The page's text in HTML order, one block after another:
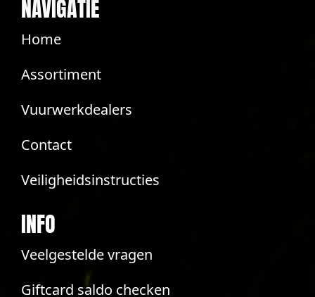
NAVIGATIE
Home
Assortiment
Vuurwerkdealers
Contact
Veiligheidsinstructies
INFO
Veelgestelde vragen
Giftcard saldo checken